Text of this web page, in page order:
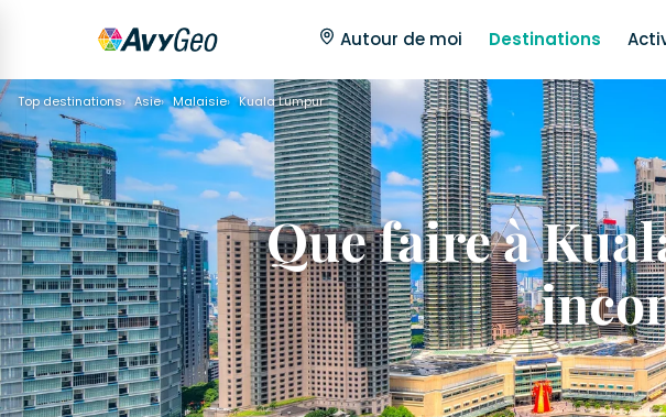
Autour de moi Destinations
Top destinations Asie Malaisie Kuala Lumpur
Que faire à